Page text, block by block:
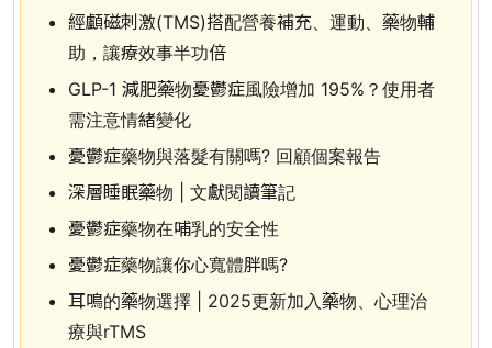
經顱磁刺激(TMS)搭配營養補充、運動、藥物輔
助，讓療效事半功倍
GLP-1 減肥藥物憂鬱症風險增加 195%？使用者
需注意情緒變化
憂鬱症藥物與落髮有關嗎? 回顧個案報告
深層睡眠藥物 | 文獻閱讀筆記
憂鬱症藥物在哺乳的安全性
憂鬱症藥物讓你心寬體胖嗎?
耳鳴的藥物選擇 | 2025更新加入藥物、心理治
療與rTMS